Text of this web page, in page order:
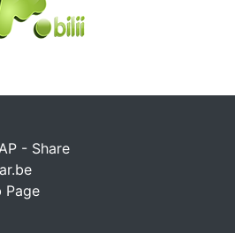
- Share
Page